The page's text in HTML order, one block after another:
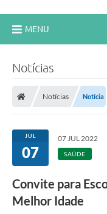
MENU
Turismo
Transparência
1DOC
Legislação
Notícias
Notícias Notícia
JUL
07
07 JUL 2022
SAÚDE
Convite para
Melhor Idade